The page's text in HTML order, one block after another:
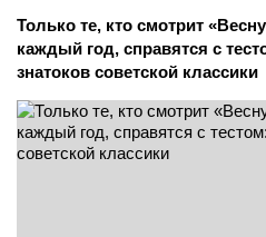
Только те, кто смотрит
каждый год, справятся с
знатоков советской классики